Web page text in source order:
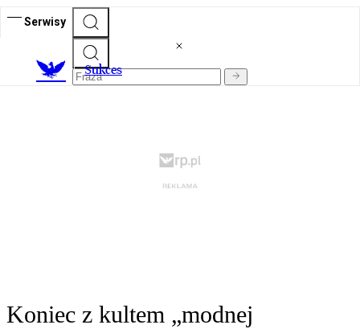
Serwisy
Sukces
Koniec z kultem „modnej